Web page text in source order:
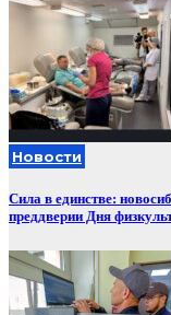
Новости
Сила в единстве:
преддверии Дня